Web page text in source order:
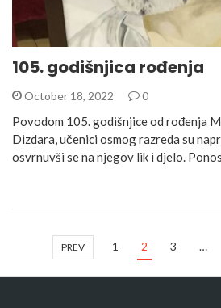
105. godišnjica rođenja
October 18, 2022 0
Povodom 105. godišnjice od rođenja
Dizdara, učenici osmog razreda su
osvrnuvši se na njegov lik i djelo.
PREV 1 2 3 …